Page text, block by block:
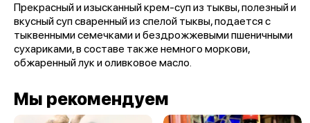
Прекрасный и изысканный крем-суп из тыквы, полезный и
вкусный суп сваренный из спелой тыквы, подается с
тыквенными семечками и бездрожжевыми пшеничными
сухариками, в составе также немного моркови,
обжаренный лук и оливковое масло.
Мы рекомендуем